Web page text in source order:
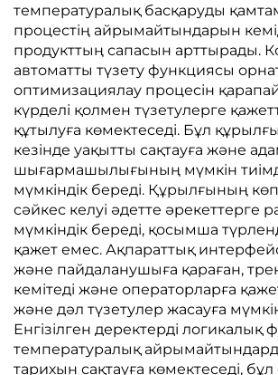
температуралық басқаруды
процестің айрымайтындарын
продукттың сапасын арттырады.
автоматты түзету функциясы
оптимизациялау процесін
күрделі қолмен түзетулерге
құтылуға көмектеседі. Бұл
кезінде уақытты сақтауға және
шығармашылығының мүмкін
мүмкіндік береді. Құрылғының
сәйкес келуі әдетте әрекеттерге
мүмкіндік береді, қосымша
қажет емес. Ақпараттық
және пайдаланушыға қараған,
кемітеді және операторларға
және дәл түзетулер жасауға
Енгізілген деректерді логикалық
температуралық
тарихын сақтауға көмектеседі,